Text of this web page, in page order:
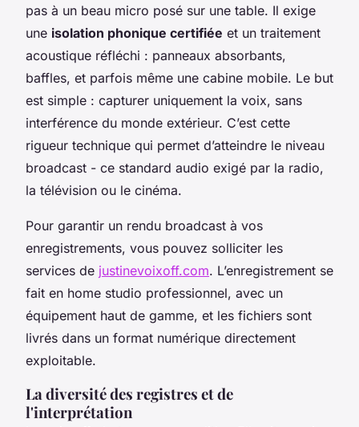
pas à un beau micro posé sur une table. Il exige
une isolation phonique certifiée et un traitement
acoustique réfléchi : panneaux absorbants,
baffles, et parfois même une cabine mobile. Le but
est simple : capturer uniquement la voix, sans
interférence du monde extérieur. C’est cette
rigueur technique qui permet d’atteindre le niveau
broadcast - ce standard audio exigé par la radio,
la télévision ou le cinéma.
Pour garantir un rendu broadcast à vos
enregistrements, vous pouvez solliciter les
services de justinevoixoff.com. L’enregistrement se
fait en home studio professionnel, avec un
équipement haut de gamme, et les fichiers sont
livrés dans un format numérique directement
exploitable.
La diversité des registres et de
l'interprétation